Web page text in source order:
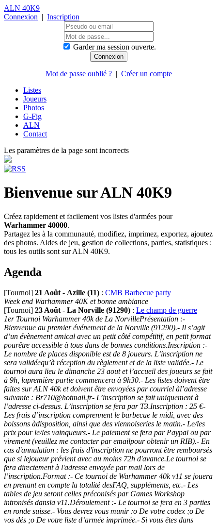
ALN 40K9
Connexion | Inscription
Garder ma session ouverte.
Mot de passe oublié ?| Créer un compte
Listes
Joueurs
Photos
G-Fig
ALN
Contact
Les paramètres de la page sont incorrects
Bienvenue sur ALN 40K9
Créez rapidement et facilement vos listes d'armées pour
Warhammer 40000.
Partagez les à la communauté, modifiez, imprimez, exportez, ajoutez
des photos. Aides de jeu, gestion de collections, parties, statistiques :
tous les outils sont sur ALN 40K9.
Agenda
[Tournoi] 21 Août - Azille (11) : CMB Barbecue party
Week end Warhammer 40K et bonne ambiance
[Tournoi] 23 Août - La Norville (91290) : Le champ de guerre
1er Tournoi Warhammer 40k de La NorvillePrésentation :-
Bienvenue au premier événement de la Norville (91290).- Il s’agit
d’un évènement amical avec un petit côté compétitif, en petit format
pourêtre accessible à tous dans de bonnes conditions.Inscription :-
Le nombre de places disponible est de 8 joueurs. L’inscription ne
sera validéequ’à réception du règlement et de la liste validée.- Le
tournoi aura lieu le dimanche 23 aout et l’accueil des joueurs se fait
à 9h, lapremière partie commencera à 9h30.- Les listes doivent être
faites sur ALN 40k et doivent être envoyées par courriel àl’adresse
suivante : Br710@hotmail.fr- L’inscription se fait uniquement à
l’adresse ci-dessus. L’inscription se fera par T3.Inscription : 25 €-
Les frais d’inscription comprennent le barbecue le midi, avec des
boissons àdisposition, ainsi que des viennoiseries le matin.- Le/les
prix pour le/les vainqueurs.- Le paiement se fera par Paypal ou par
virement (veuillez me contacter par emailpour obtenir un RIB).- En
cas d'annulation : les frais d'inscription ne pourront être remboursés
que si lejoueur prévient avec au moins 72h d'avance.Le tournoi se
fera directement à l'adresse envoyée par mail lors de
l’inscription.Format :- Ce tournoi de Warhammer 40k v11 se jouera
en prenant en compte la totalité desFAQ, suppléments, etc.- Les
tables de jeu seront celles préconisés par Games Workshop
intronisés dansla v11.Déroulement :- Le tournoi se fera en 3 parties
en ronde suisse.- Vous devrez vous munir :o De votre codex ;o De
vos dés ;o De votre liste d’armée imprimée.- Si vous êtes dans